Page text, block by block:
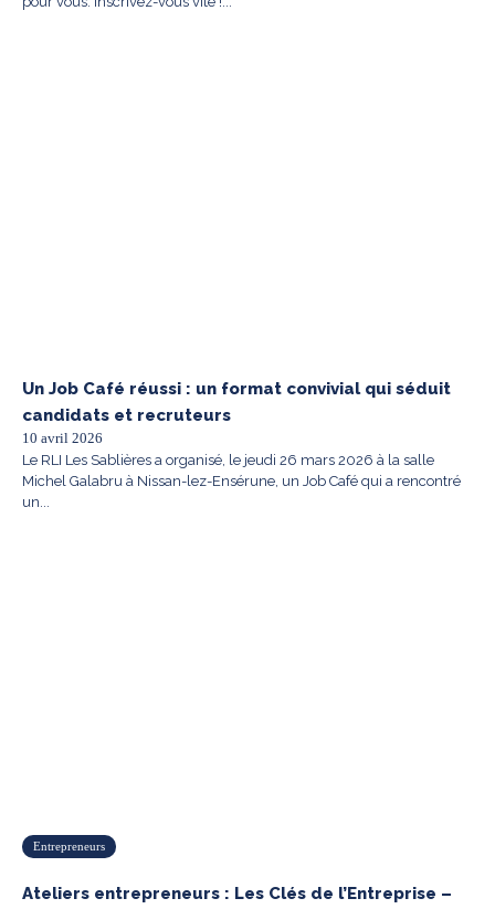
Un Job Café réussi : un format convivial qui séduit
candidats et recruteurs
10 avril 2026
Le RLI Les Sablières a organisé, le jeudi 26 mars 2026 à la salle
Michel Galabru à Nissan-lez-Ensérune, un Job Café qui a rencontré
un...
Entrepreneurs
Ateliers entrepreneurs : Les Clés de l’Entreprise –